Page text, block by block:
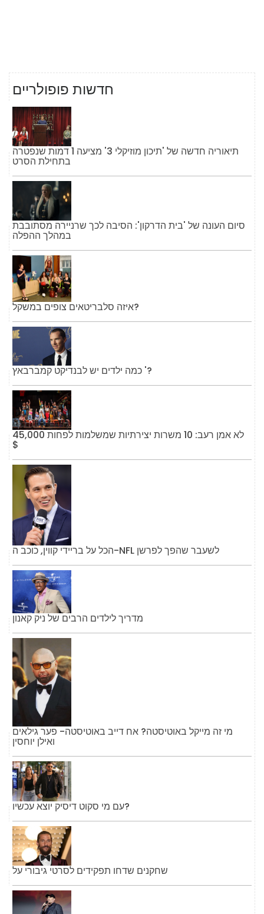
חדשות פופולריים
תיאוריה חדשה של 'תיכון מוזיקלי 3' מציעה 1 דמות שנפטרה
בתחילת הסרט
סיום העונה של 'בית הדרקון': הסיבה לכך שרניירה מסתובבת
במהלך ההפלה
איזה סלבריטאים צופים במשקל?
כמה ילדים יש לבנדיקט קמברבאץ '?
לא אמן רעב: 10 משרות יצירתיות שמשלמות לפחות 45,000
$
הכל על בריידי קווין, כוכב ה-NFL לשעבר שהפך לפרשן
מדריך לילדים הרבים של ניק קאנון
מי זה מייקל באוטיסטה? אח דייב באוטיסטה- פער גילאים
ואילן יוחסין
עם מי סקוט דיסיק יוצא עכשיו?
שחקנים שדחו תפקידים לסרטי גיבורי על